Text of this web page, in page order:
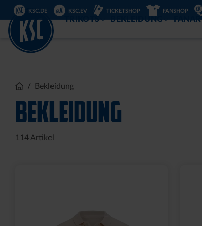
DIREKT
ZUM
INHALT
KSC.DE KSC.EV TICKETSHOP FANSHOP
Bekleidung
BEKLEIDUNG
114 Artikel